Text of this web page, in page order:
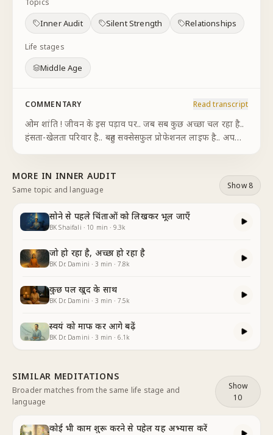
Topics
Inner Audit Silent Strength Relationships
Life stages
Middle Age
COMMENTARY Read transcript
ओम शांति ! जीवन के इस पड़ाव पर.. जब सब कुछ अच्छा चल रहा है..
हंसता-खेलता परिवार है.. बहुत सक्सेसफुल प्रोफेशनल लाइफ है.. अपनी
MORE IN INNER AUDIT
Same topic and language Show 8
सोने से पहले चिंताओं को लिखकर भूल जाएँ
BK Shaifali · 10 min · 9.3k
जो हो रहा है, अच्छा हो रहा है
BK Dr. Damini · 3 min · 7.8k
कुछ पल खुद के साथ
BK Dr. Damini · 3 min · 7.5k
स्वयं को माफ कर आगे बढ़ें
BK Dr. Damini · 3 min · 6.1k
SIMILAR MEDITATIONS
Broader matches from the same life stage and
language
Show
10
कोई भी काम शुरू करने से पहेल यह अभ्यास करें